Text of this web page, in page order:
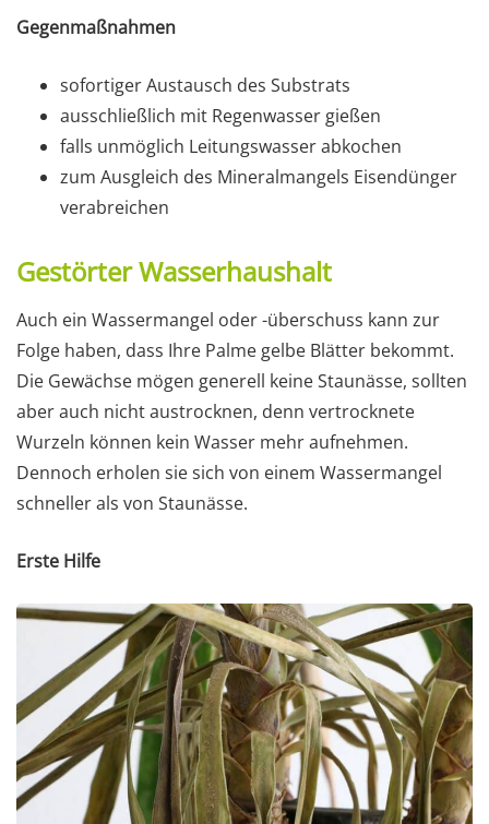
Gegenmaßnahmen
sofortiger Austausch des Substrats
ausschließlich mit Regenwasser gießen
falls unmöglich Leitungswasser abkochen
zum Ausgleich des Mineralmangels Eisendünger
verabreichen
Gestörter Wasserhaushalt
Auch ein Wassermangel oder -überschuss kann zur
Folge haben, dass Ihre Palme gelbe Blätter bekommt.
Die Gewächse mögen generell keine Staunässe, sollten
aber auch nicht austrocknen, denn vertrocknete
Wurzeln können kein Wasser mehr aufnehmen.
Dennoch erholen sie sich von einem Wassermangel
schneller als von Staunässe.
Erste Hilfe